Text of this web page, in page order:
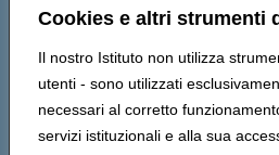
Cookies e altri strumenti
Il nostro Istituto non utilizza
utenti - sono utilizzati
necessari al corretto
servizi istituzionali e alla sua
via T. Campanella, 80011 Acerra
Sede succursale con liceo musicale:
via S. Pellico, 80011 Acerra (NA), tel:
Email: nais10900c@istruzione.it | PEC:
nais10900c@pec.istruzione.it | Nome
Codice Univoco ufficio: UFOYYV |